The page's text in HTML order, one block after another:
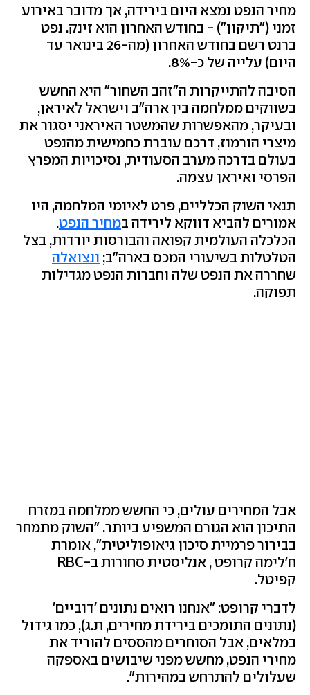
מחיר הנפט נמצא היום בירידה, אך מדובר באירוע
זמני ("תיקון") - בחודש האחרון הוא זינק. נפט
ברנט רשם בחודש האחרון (מה-26 בינואר עד
היום) עלייה של כ-8%.
הסיבה להתייקרות ה"זהב השחור" היא החשש
בשווקים ממלחמה בין ארה"ב וישראל לאיראן,
ובעיקר, מהאפשרות שהמשטר האיראני יסגור את
מיצרי הורמוז, דרכם עוברת כחמישית מהנפט
בעולם בדרכה מערב הסעודית, נסיכויות המפרץ
הפרסי ואיראן עצמה.
תנאי השוק הכלליים, פרט לאיומי המלחמה, היו
אמורים להביא דווקא לירידה במחיר הנפט.
הכלכלה העולמית קפואה והבורסות יורדות, בצל
הטלטלות בשיעורי המכס בארה"ב; ונצואלה
שחררה את הנפט שלה וחברות הנפט מגדילות
תפוקה.
אבל המחירים עולים, כי החשש ממלחמה במזרח
התיכון הוא הגורם המשפיע ביותר. "השוק מתמחר
בבירור פרמיית סיכון גיאופוליטית", אומרת
ח'לימה קרופט , אנליסטית סחורות ב-RBC
קפיטל.
לדברי קרופט: "אנחנו רואים נתונים 'דוביים'
(נתונים התומכים בירידת מחירים, ת.ג), כמו גידול
במלאים, אבל הסוחרים מהססים להוריד את
מחירי הנפט, מחשש מפני שיבושים באספקה
שעלולים להתרחש במהירות".